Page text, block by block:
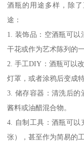
酒瓶的用途多样，除
途：
1. 装饰品：空酒瓶可
干花或作为艺术陈列的一
2. 手工DIY：酒瓶可以
灯罩，或者涂鸦后变成
3. 储存容器：清洗后的
酱料或油醋混合物。
4. 自制工具：酒瓶可以
张），甚至作为简易的